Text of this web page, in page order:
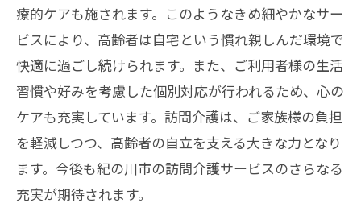
療的ケアも施されます。このようなきめ細やかなサー
ビスにより、高齢者は自宅という慣れ親しんだ環境で
快適に過ごし続けられます。また、ご利用者様の生活
習慣や好みを考慮した個別対応が行われるため、心の
ケアも充実しています。訪問介護は、ご家族様の負担
を軽減しつつ、高齢者の自立を支える大きな力となり
ます。今後も紀の川市の訪問介護サービスのさらなる
充実が期待されます。